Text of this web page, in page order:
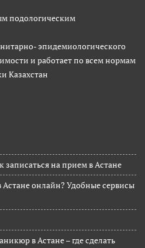
подологическим
эпидемиологического
и работает по всем нормам
Казахстан
записаться на прием в Астане
Астане онлайн? Удобные сервисы
в Астане – где сделать